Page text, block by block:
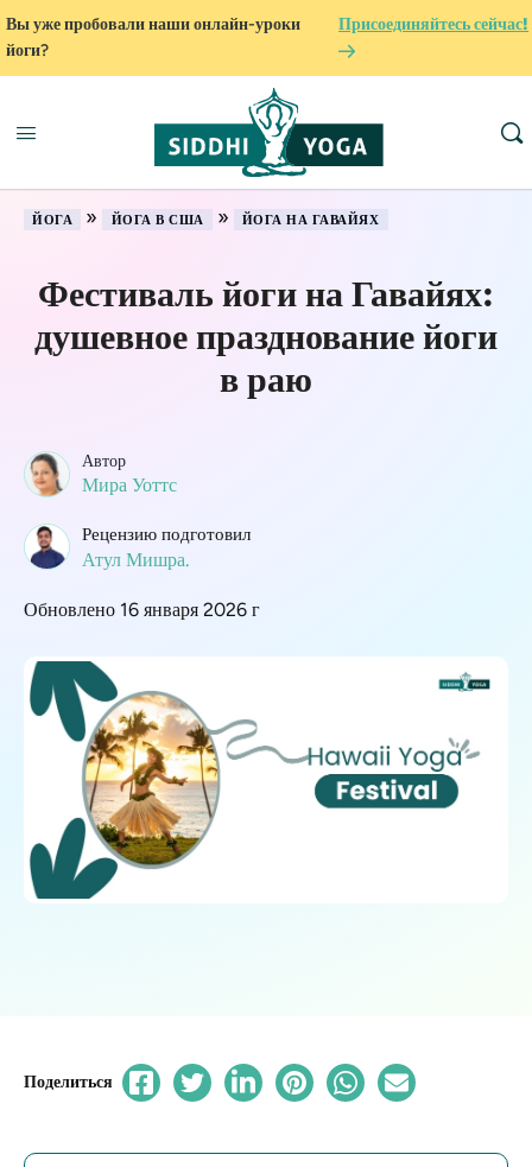
Вы уже пробовали наши онлайн-уроки
йоги?
Присоединяйтесь сейчас!
ЙОГА » ЙОГА В США » ЙОГА НА ГАВАЙЯХ
Фестиваль йоги на Гавайях:
душевное празднование йоги
в раю
Автор
Мира Уоттс
Рецензию подготовил
Атул Мишра.
Обновлено 16 января 2026 г
Поделиться